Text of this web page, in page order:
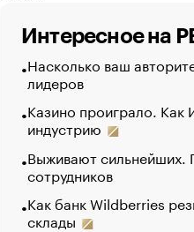
Интересное на
Насколько ваш
лидеров
Казино проиграло.
индустрию
Выживают сильнейших.
сотрудников
Как банк Wildberries
склады